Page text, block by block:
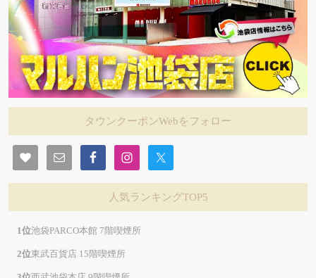
タウンクーポンWebをフォロー
人気ランキングTOP5
池袋PARCO本館 7階喫煙所
東武百貨店 15階喫煙所